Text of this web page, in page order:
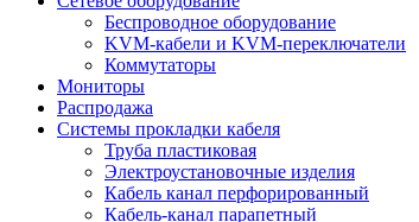
Беспроводное оборудование
KVM-кабели и KVM-переключатели
Коммутаторы
Мониторы
Распродажа
Системы прокладки кабеля
Труба пластиковая
Электроустановочные изделия
Кабель канал перфорированный
Кабель-канал парапетный